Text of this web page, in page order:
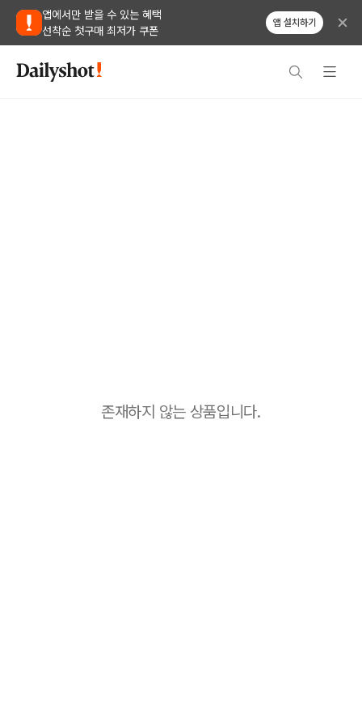
앱에서만 받을 수 있는 혜택
선착순 첫구매 최저가 쿠폰
앱 설치하기
존재하지 않는 상품입니다.